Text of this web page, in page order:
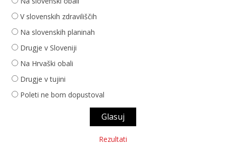
V slovenskih zdraviliščih
Na slovenskih planinah
Drugje v Sloveniji
Na Hrvaški obali
Drugje v tujini
Poleti ne bom dopustoval
Rezultati